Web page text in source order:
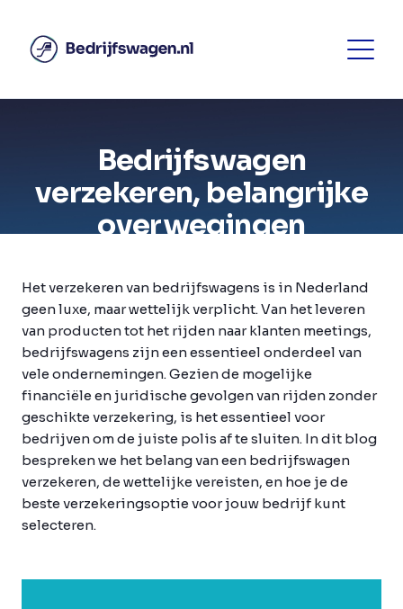
Bedrijfswagen
verzekeren, belangrijke
overwegingen
Het verzekeren van bedrijfswagens is in Nederland
geen luxe, maar wettelijk verplicht. Van het leveren
van producten tot het rijden naar klanten meetings,
bedrijfswagens zijn een essentieel onderdeel van
vele ondernemingen. Gezien de mogelijke
financiële en juridische gevolgen van rijden zonder
geschikte verzekering, is het essentieel voor
bedrijven om de juiste polis af te sluiten. In dit blog
bespreken we het belang van een bedrijfswagen
verzekeren, de wettelijke vereisten, en hoe je de
beste verzekeringsoptie voor jouw bedrijf kunt
selecteren.